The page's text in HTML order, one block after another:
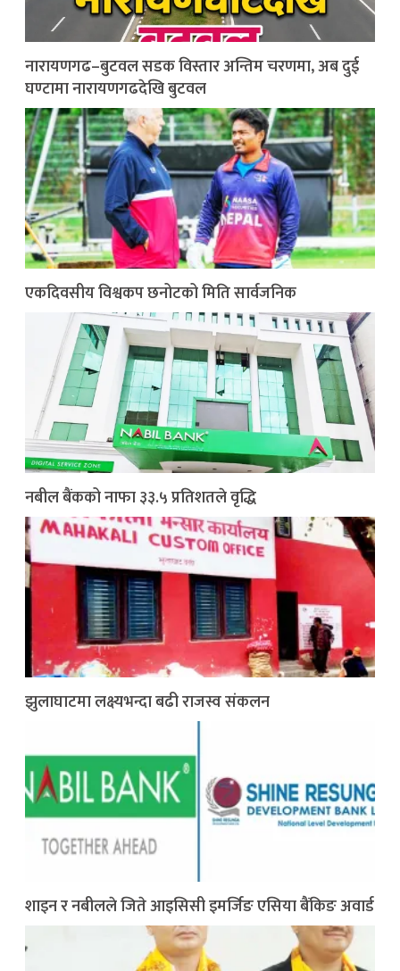
नारायणगढ–बुटवल सडक विस्तार अन्तिम चरणमा, अब दुई
घण्टामा नारायणगढदेखि बुटवल
एकदिवसीय विश्वकप छनोटको मिति सार्वजनिक
नबील बैंकको नाफा ३३.५ प्रतिशतले वृद्धि
झुलाघाटमा लक्ष्यभन्दा बढी राजस्व संकलन
शाइन र नबीलले जिते आइसिसी इमर्जिङ एसिया बैंकिङ अवार्ड